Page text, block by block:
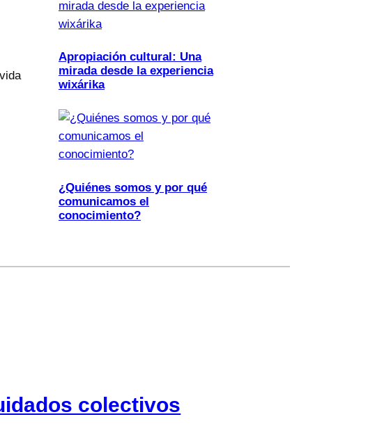
Apropiación cultural: Una
mirada desde la experiencia
wixárika
¿Quiénes somos y por qué
comunicamos el
conocimiento?
colectivos